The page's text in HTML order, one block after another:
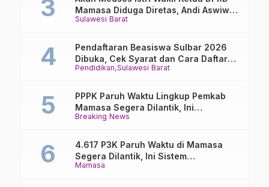
Sulawesi Barat
Mamasa Diduga Diretas, Andi Aswiwin
Buka Suara
Pendidikan Sulawesi Barat
Pendaftaran Beasiswa Sulbar 2026
Dibuka, Cek Syarat dan Cara Daftar
Online
Breaking News
PPPK Paruh Waktu Lingkup Pemkab
Mamasa Segera Dilantik, Ini
Jadwalnya!
Mamasa
4.617 P3K Paruh Waktu di Mamasa
Segera Dilantik, Ini Sistem
Penggajiannya!